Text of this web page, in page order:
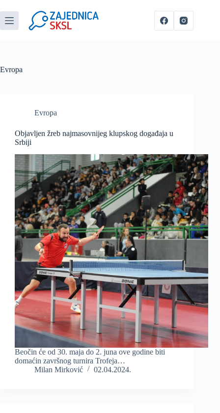
Evropa
Evropa
Objavljen žreb najmasovnijeg klupskog događaja u
Srbiji
Beočin će od 30. maja do 2. juna ove godine biti
domaćin završnog turnira Trofeja…
Milan Mirković
02.04.2024.